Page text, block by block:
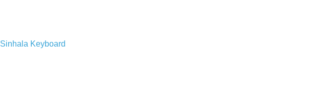
Sinhala Keyboard